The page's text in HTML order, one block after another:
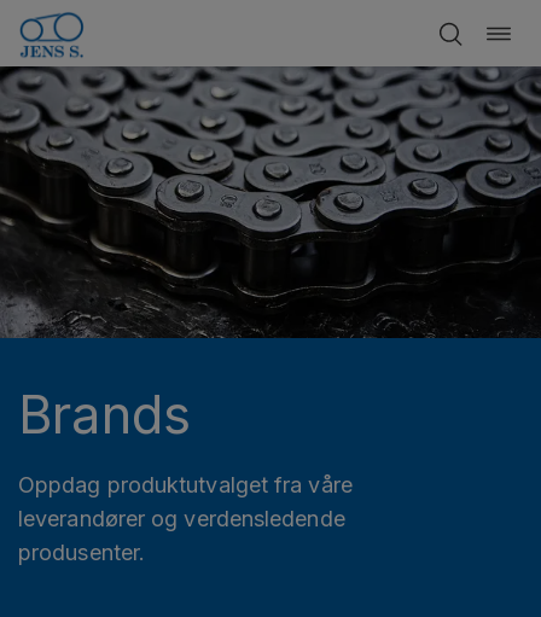
Hopp
til
innhold
Bytt
Brands
Oppdag produktutvalget fra våre
leverandører og verdensledende
produsenter.